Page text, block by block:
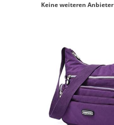
Keine weiteren Anbieter